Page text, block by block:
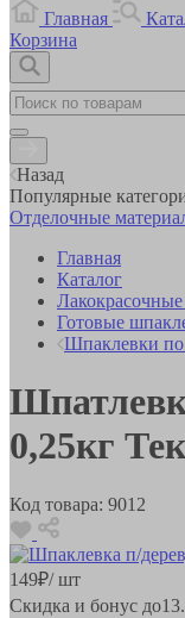
Главная
Корзина
Назад
Популярные
Отделочные
Главная
Каталог
Готовые
Шпаклевки по
0,25кг
Код товара: 9012
149₽/ шт
Скидка и бонус до